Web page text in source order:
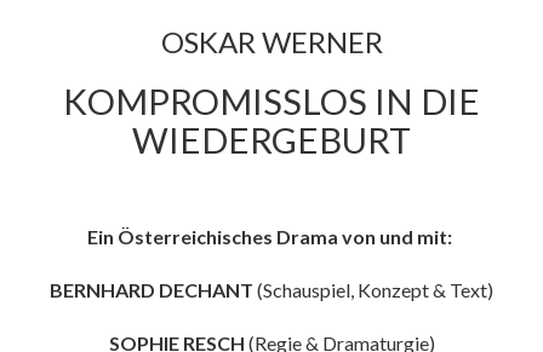
OSKAR WERNER
KOMPROMISSLOS IN DIE
WIEDERGEBURT
Ein Österreichisches Drama von und mit:
BERNHARD DECHANT (Schauspiel, Konzept & Text)
SOPHIE RESCH (Regie & Dramaturgie)